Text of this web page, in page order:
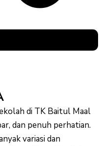
di TK Baitul Maal
dan penuh perhatian.
variasi dan